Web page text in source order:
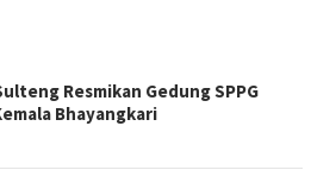
Resmikan Gedung SPPG
Bhayangkari